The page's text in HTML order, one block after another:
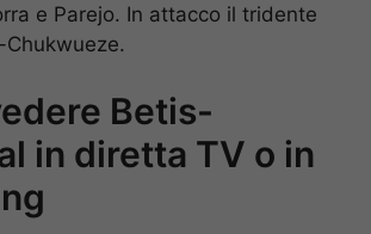
e Parejo. In attacco il tridente
Betis-
in diretta TV o in